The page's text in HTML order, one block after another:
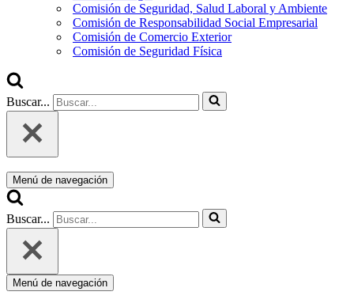
Comisión de Seguridad, Salud Laboral y Ambiente
Comisión de Responsabilidad Social Empresarial
Comisión de Comercio Exterior
Comisión de Seguridad Física
Buscar...
Menú de navegación
Buscar...
Menú de navegación